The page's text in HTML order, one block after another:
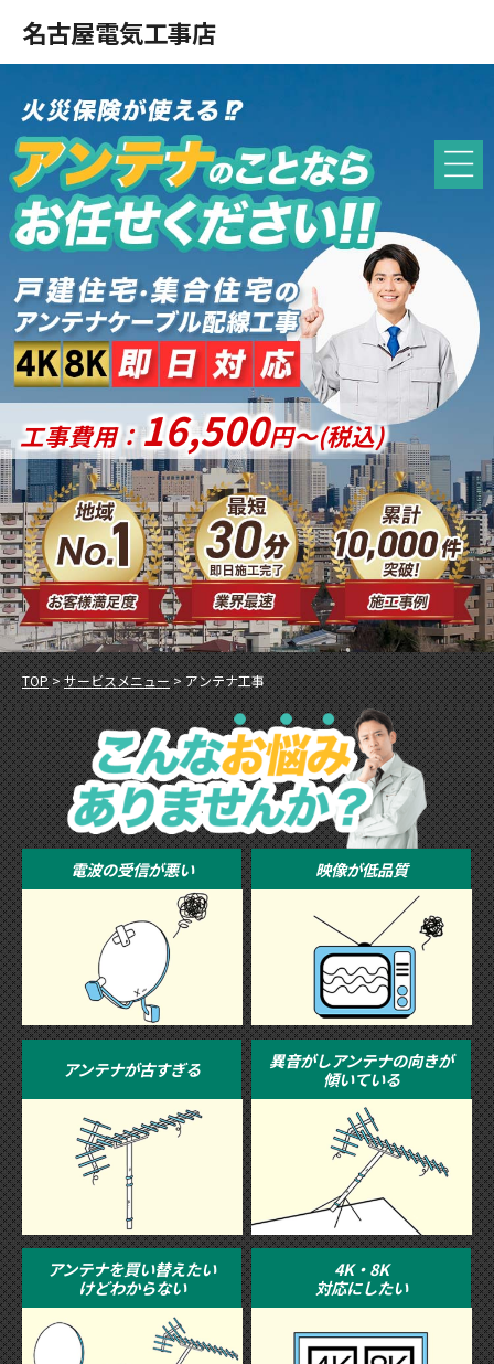
名古屋電気工事店
工事費用：16,500円〜(税込)
TOP>サービスメニュー>アンテナ工事
電波の受信が悪い 映像が低品質
アンテナが古すぎる
異音がしアンテナの向きが
傾いている
アンテナを買い替えたい
けどわからない
4K・8K
対応にしたい